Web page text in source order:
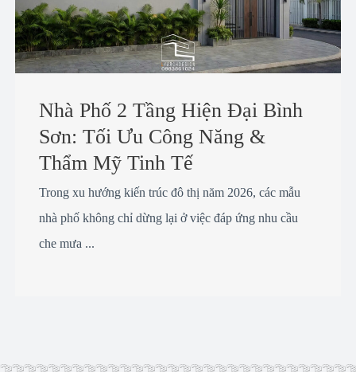
Nhà Phố 2 Tầng Hiện Đại Bình
Sơn: Tối Ưu Công Năng &
Thẩm Mỹ Tinh Tế
Trong xu hướng kiến trúc đô thị năm 2026, các mẫu
nhà phố không chỉ dừng lại ở việc đáp ứng nhu cầu
che mưa ...